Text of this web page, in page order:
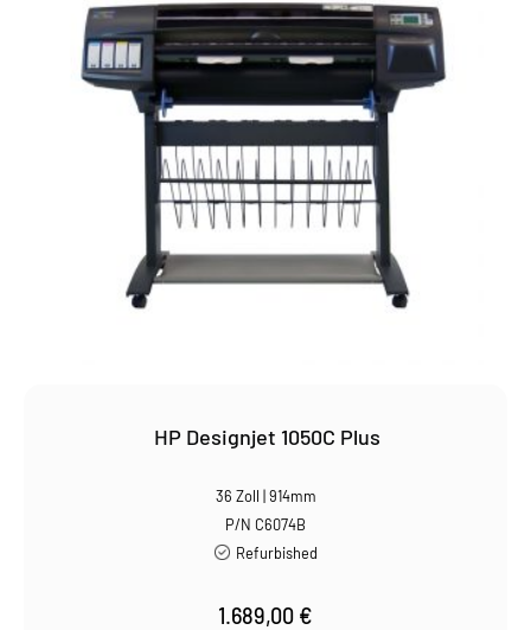
HP Designjet 1050C Plus
36 Zoll | 914mm
P/N C6074B
Refurbished
1.689,00 €